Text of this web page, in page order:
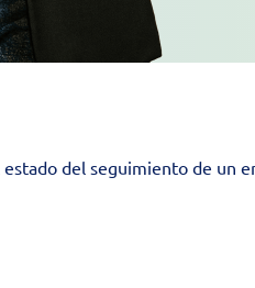
del seguimiento de un